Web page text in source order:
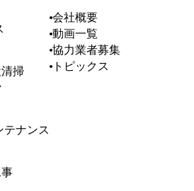
掃
テナンス
会社概要
動画一覧
協力業者募集
トピックス